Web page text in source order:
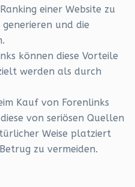
einer Website zu
und die
können diese Vorteile
werden als durch
Kauf von Forenlinks
von seriösen Quellen
Weise platziert
zu vermeiden.